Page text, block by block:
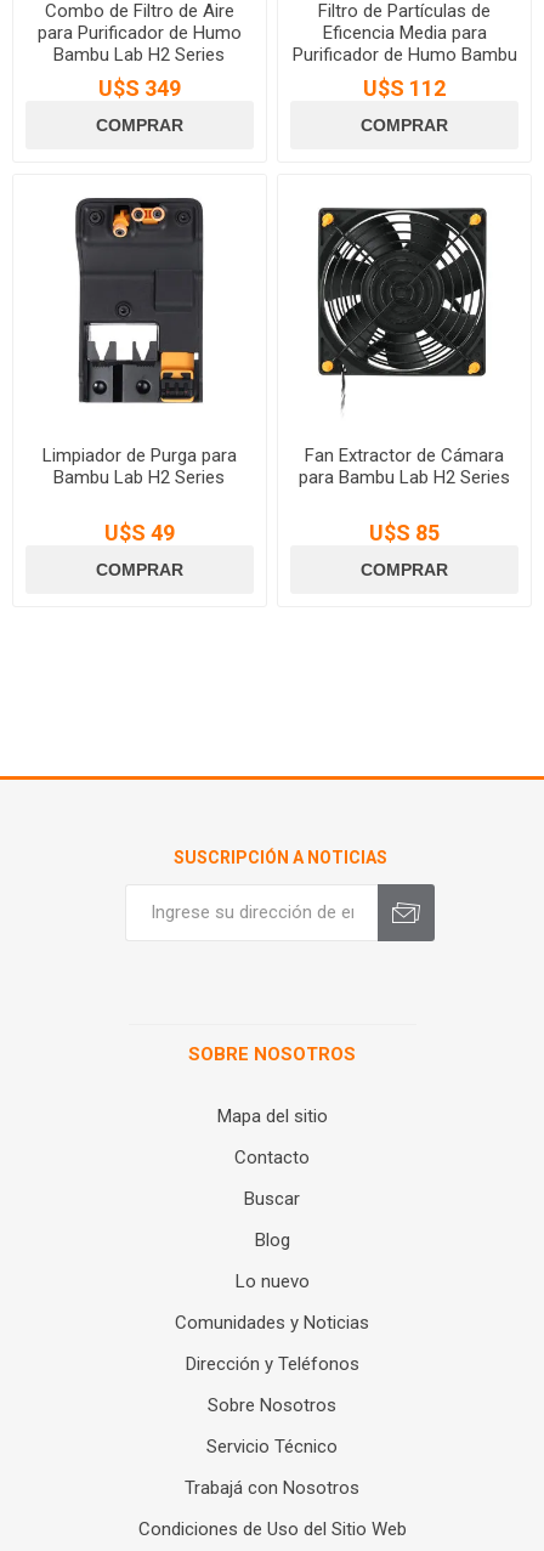
Combo de Filtro de Aire
para Purificador de Humo
Bambu Lab H2 Series
U$S 349
Filtro de Partículas de
Eficencia Media para
Purificador de Humo Bambu
Lab H2 Series
U$S 112
Limpiador de Purga para
Bambu Lab H2 Series
U$S 49
Fan Extractor de Cámara
para Bambu Lab H2 Series
U$S 85
SUSCRIPCIÓN A NOTICIAS
SOBRE NOSOTROS
Mapa del sitio
Contacto
Buscar
Blog
Lo nuevo
Comunidades y Noticias
Dirección y Teléfonos
Sobre Nosotros
Servicio Técnico
Trabajá con Nosotros
Condiciones de Uso del Sitio Web